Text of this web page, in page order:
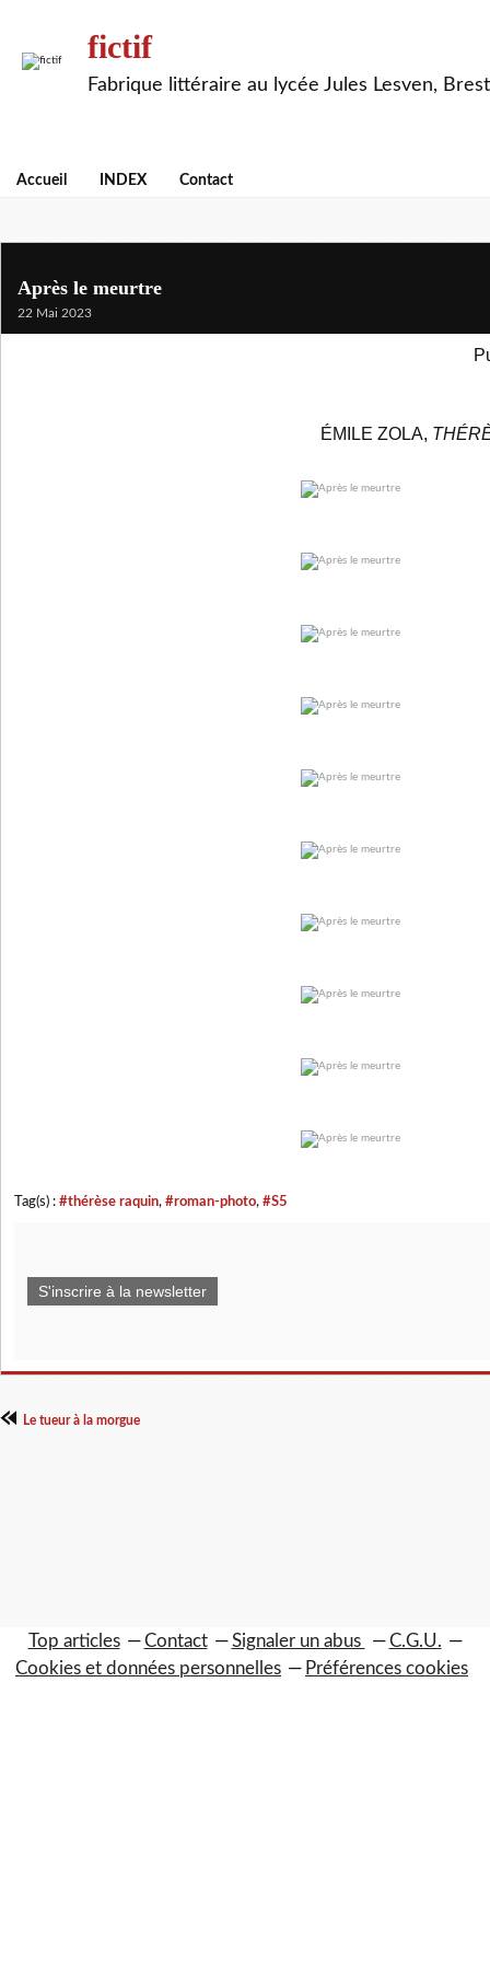
fictif
Fabrique littéraire au lycée Jules Lesven, Brest
Accueil INDEX Contact
Après le meurtre
22 Mai 2023
ÉMILE ZOLA,
Tag(s) : #thérèse raquin, #roman-photo, #S5
S'inscrire à la newsletter
Le tueur à la morgue
Top articles Contact Signaler un abus
C.G.U.
Cookies et données personnelles
Préférences cookies